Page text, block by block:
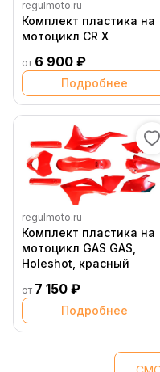
regulmoto.ru
Комплект пластика на
мотоцикл CR X
от 6 900 ₽
Подробнее
regulmoto.ru
Комплект пластика на
мотоцикл GAS GAS,
Holeshot, красный
от 7 150 ₽
Подробнее